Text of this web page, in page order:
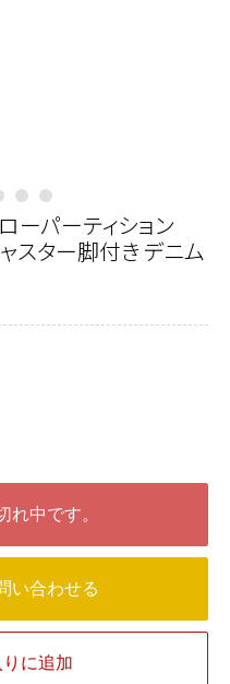
ーパーティション
ター脚付き デニム
れ中です。
い合わせる
に追加